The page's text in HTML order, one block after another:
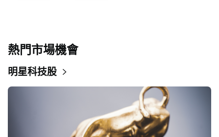
熱門市場機會
明星科技股